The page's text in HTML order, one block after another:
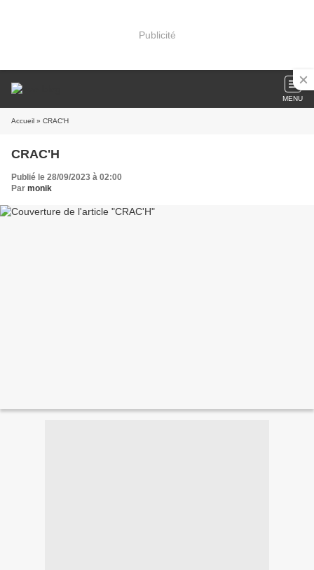
Publicité
MENU
Accueil » CRAC'H
CRAC'H
Publié le 28/09/2023 à 02:00
Par monik